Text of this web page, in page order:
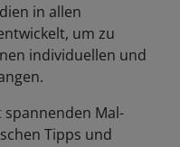
in allen
um zu
individuellen und
Mal-
Tipps und